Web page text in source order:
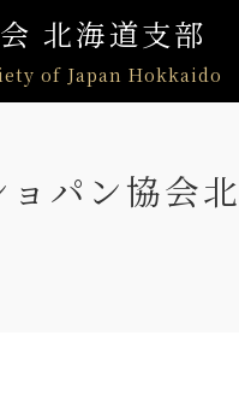
北海道支部
of Japan Hokkaido
ョパン協会